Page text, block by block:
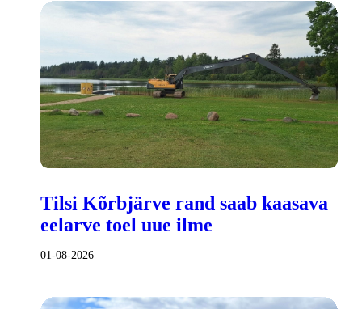
Tilsi Kõrbjärve rand saab kaasava
eelarve toel uue ilme
01-08-2026